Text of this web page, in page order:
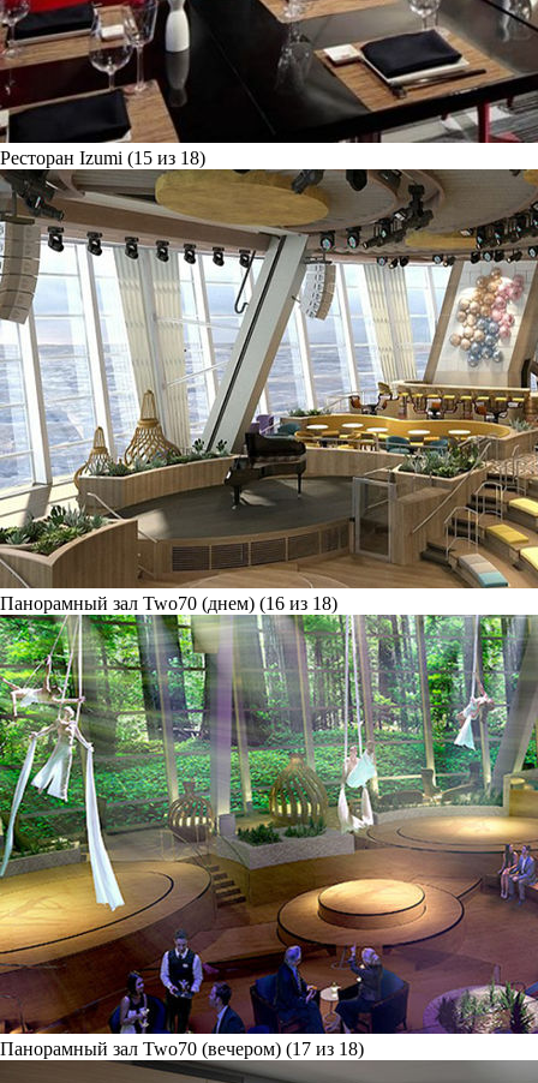
Ресторан Izumi (15 из 18)
Панорамный зал Two70 (днем) (16 из 18)
Панорамный зал Two70 (вечером) (17 из 18)